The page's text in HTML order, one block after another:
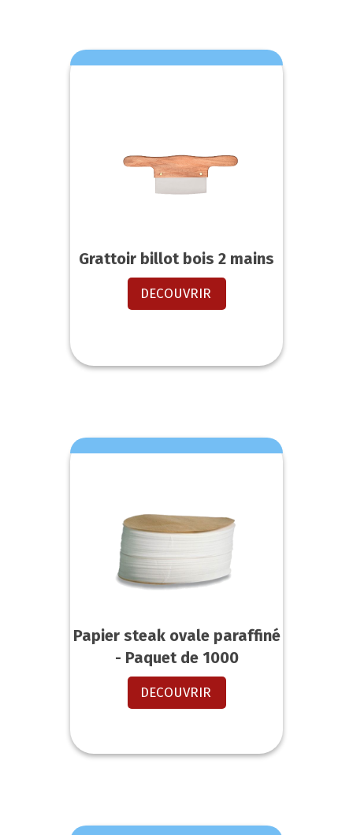
Grattoir billot bois 2 mains
DECOUVRIR
Papier steak ovale paraffiné
- Paquet de 1000
DECOUVRIR